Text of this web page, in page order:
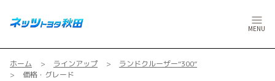
MENU
ホーム ラインアップ
ランドクルーザー“300”
価格・グレード